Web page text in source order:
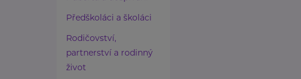
Předškoláci a školáci
Rodičovství,
partnerství a rodinný
život